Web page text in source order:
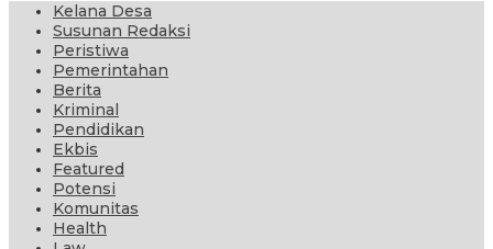
Kelana Desa
Susunan Redaksi
Peristiwa
Pemerintahan
Berita
Kriminal
Pendidikan
Ekbis
Featured
Potensi
Komunitas
Health